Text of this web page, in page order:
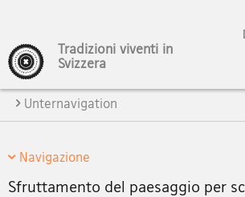
Tradizioni viventi in
Svizzera
Navigation
Unternavigation
Navigazione
Sfruttamento del paesaggio per